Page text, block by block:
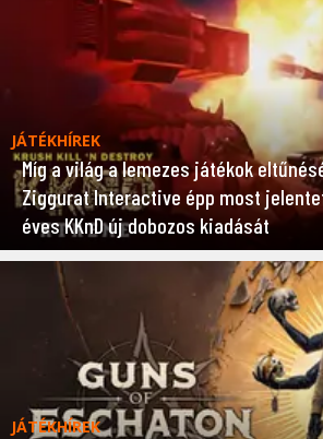
JÁTÉKHÍREK
Míg a világ a lemezes játékok
Ziggurat Interactive épp most
éves KKnD új dobozos kiadását
JÁTÉKHÍREK